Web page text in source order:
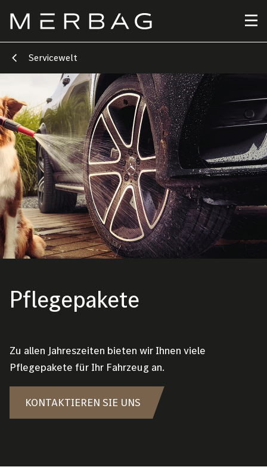
zum
Inhalt
Servicewelt
Pflegepakete
Zu allen Jahreszeiten bieten wir Ihnen viele
Pflegepakete für Ihr Fahrzeug an.
KONTAKTIEREN SIE UNS